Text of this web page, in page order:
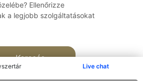
Live chat
Ellenőrizze
a legjobb szolgáltatásokat
Keresés